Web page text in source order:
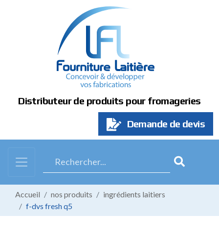
Distributeur de produits pour fromageries
Demande de devis
Accueil nos produits
ingrédients laitiers
f-dvs fresh q5
Panneau de gestion des cookies